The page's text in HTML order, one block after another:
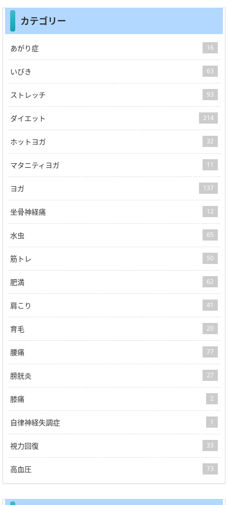
カテゴリー
あがり症 16
いびき 63
ストレッチ 93
ダイエット 214
ホットヨガ 32
マタニティヨガ 11
ヨガ 137
坐骨神経痛 12
水虫 65
筋トレ 50
肥満 62
肩こり 41
育毛 20
腰痛 77
膀胱炎 27
膝痛 2
自律神経失調症 1
視力回復 33
高血圧 73